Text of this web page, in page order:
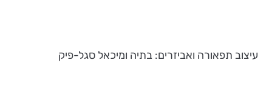
עיצוב תפאורה ואביזרים: בתיה ומיכאל סגל-פיק